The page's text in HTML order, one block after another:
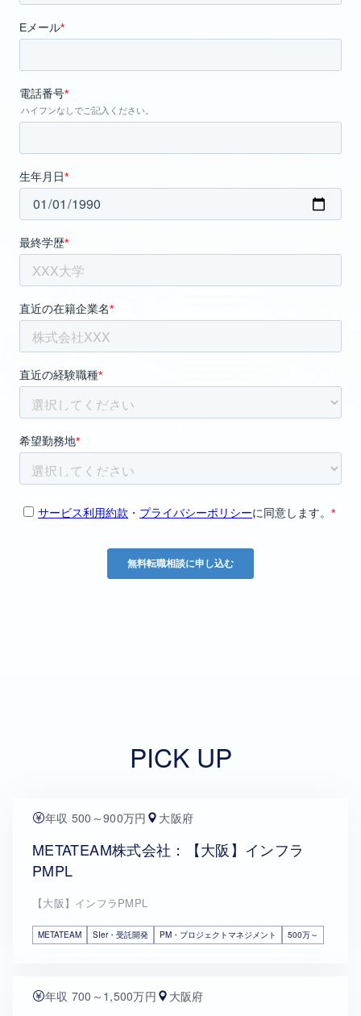
PICK UP
年収 500～900万円 大阪府
METATEAM株式会社：【大阪】インフラ
PMPL
【大阪】インフラPMPL
METATEAM SIer・受託開発 PM・プロジェクトマネジメント 500万～
年収 700～1,500万円 大阪府